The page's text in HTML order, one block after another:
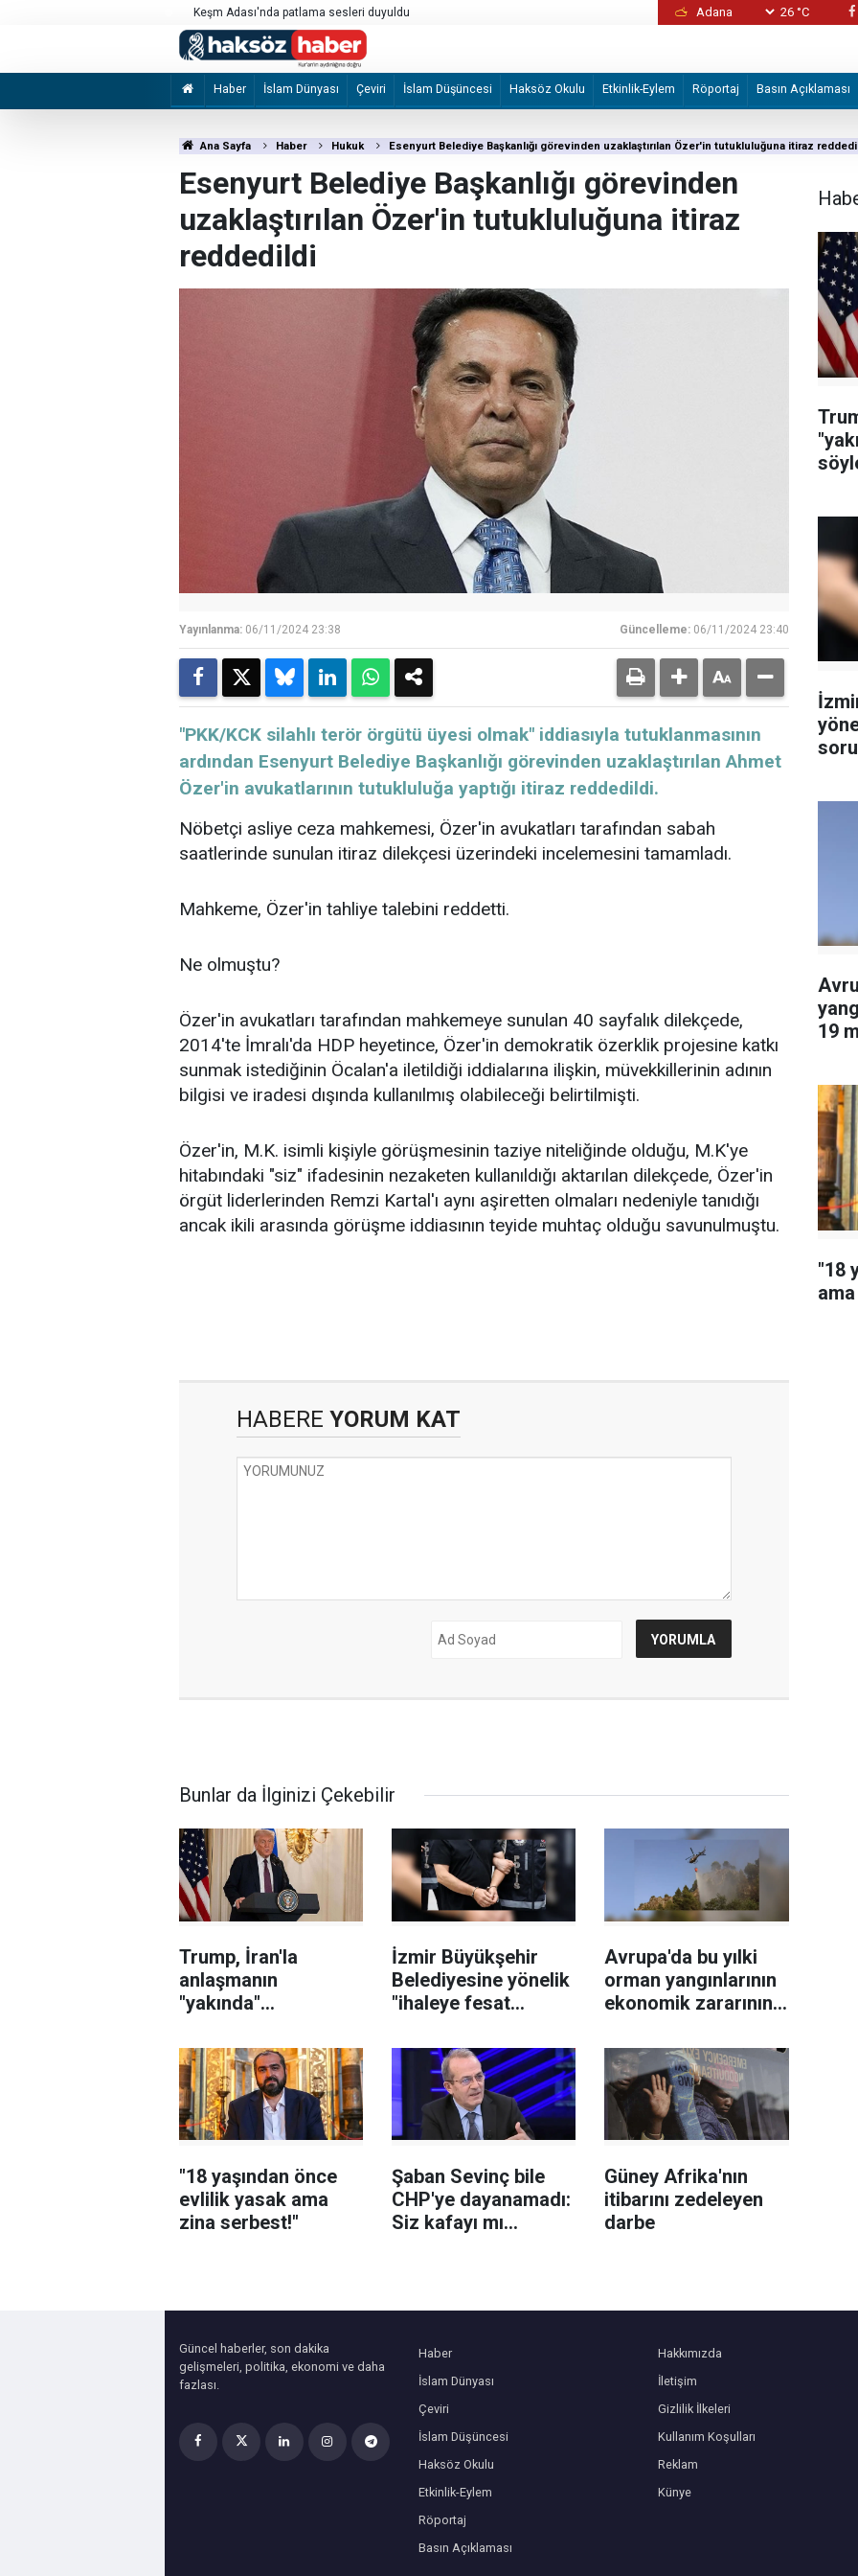
Keşm Adası'nda patlama sesleri duyuldu
İzmir Büyükşehir Belediyesine yönelik
26 °C
Haber İslam Dünyası Çeviri İslam Düşüncesi Haksöz Okulu Etkinlik-Eylem Röportaj Basın Açıklaması
Ana Sayfa Haber Hukuk Esenyurt Belediye Başkanlığı görevinden uzaklaştırılan Özer'in tutukluluğuna itiraz
Esenyurt Belediye Başkanlığı görevinden
uzaklaştırılan Özer'in tutukluluğuna itiraz
reddedildi
Yayınlanma: 06/11/2024 23:38 Güncelleme: 06/11/2024 23:40
"PKK/KCK silahlı terör örgütü üyesi olmak" iddiasıyla tutuklanmasının
ardından Esenyurt Belediye Başkanlığı görevinden uzaklaştırılan Ahmet
Özer'in avukatlarının tutukluluğa yaptığı itiraz reddedildi.
Nöbetçi asliye ceza mahkemesi, Özer'in avukatları tarafından sabah
saatlerinde sunulan itiraz dilekçesi üzerindeki incelemesini tamamladı.
Mahkeme, Özer'in tahliye talebini reddetti.
Ne olmuştu?
Özer'in avukatları tarafından mahkemeye sunulan 40 sayfalık dilekçede,
2014'te İmralı'da HDP heyetince, Özer'in demokratik özerklik projesine katkı
sunmak istediğinin Öcalan'a iletildiği iddialarına ilişkin, müvekkillerinin adının
bilgisi ve iradesi dışında kullanılmış olabileceği belirtilmişti.
Özer'in, M.K. isimli kişiyle görüşmesinin taziye niteliğinde olduğu, M.K'ye
hitabındaki "siz" ifadesinin nezaketen kullanıldığı aktarılan dilekçede, Özer'in
örgüt liderlerinden Remzi Kartal'ı aynı aşiretten olmaları nedeniyle tanıdığı
ancak ikili arasında görüşme iddiasının teyide muhtaç olduğu savunulmuştu.
HABERE YORUM KAT
Bunlar da İlginizi Çekebilir
Trump, İran'la
anlaşmanın
"yakında"
söyledi
İzmir Büyükşehir
Belediyesine yönelik
"ihaleye fesat
soruşturmasında 2
şüpheli tutuklandı
Avrupa'da bu yılki
orman yangınlarının
ekonomik zararının
geçtiği tahmin
ediliyor
"18 yaşından önce
evlilik yasak ama
zina serbest!"
Şaban Sevinç bile
CHP'ye dayanamadı:
Siz kafayı mı
Güney Afrika'nın
itibarını zedeleyen
darbe
19
"18
Güncel haberler, son dakika
gelişmeleri, politika, ekonomi ve daha
fazlası.
Haber
İslam Dünyası
Çeviri
İslam Düşüncesi
Haksöz Okulu
Etkinlik-Eylem
Röportaj
Basın Açıklaması
Hakkımızda
İletişim
Gizlilik İlkeleri
Kullanım Koşulları
Reklam
Künye